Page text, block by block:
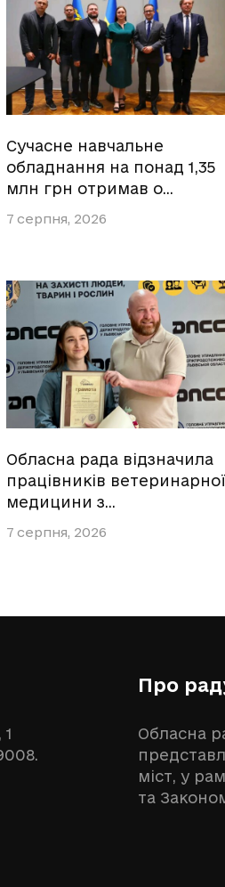
Сучасне навчальне
обладнання на понад 1,35
млн грн отримав о…
7 серпня, 2026
Обласна рада відзначила
працівників ветеринарної
медицини з…
7 серпня, 2026
Про
Обласна
міст, у
та